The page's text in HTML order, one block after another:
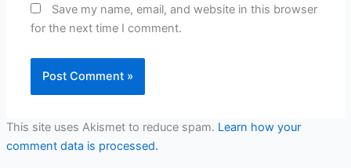
Save my name, email, and website in this browser
for the next time I comment.
This site uses Akismet to reduce spam. Learn how your
comment data is processed.